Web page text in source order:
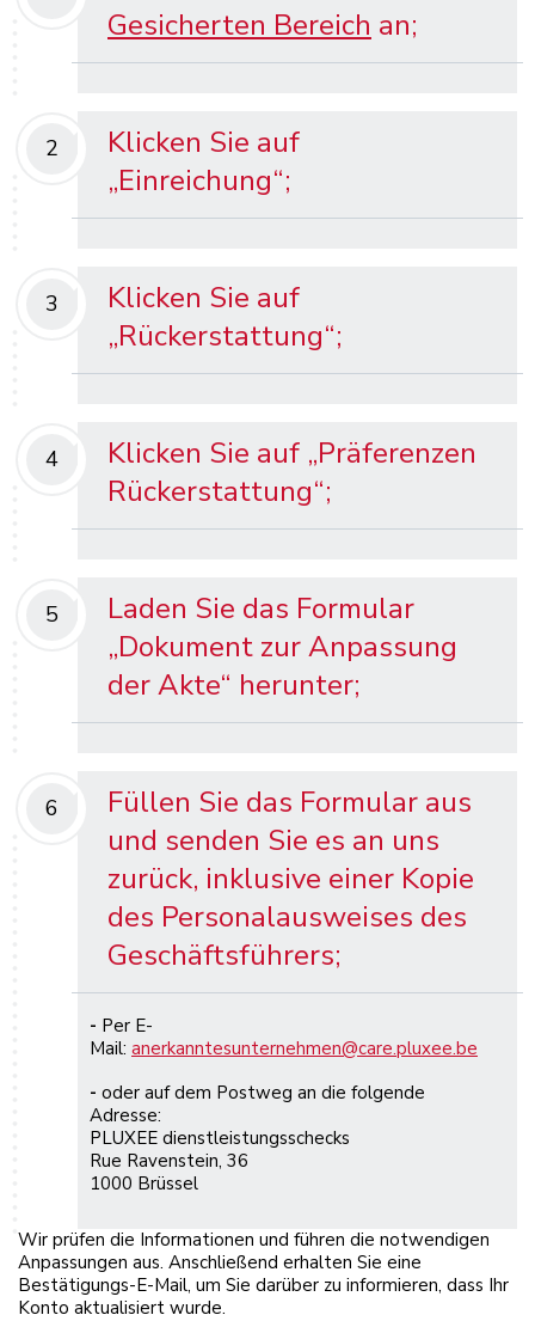
Gesicherten Bereich an;
2
Klicken Sie auf
„Einreichung“;
3
Klicken Sie auf
„Rückerstattung“;
4
Klicken Sie auf „Präferenzen
Rückerstattung“;
5
Laden Sie das Formular
„Dokument zur Anpassung
der Akte“ herunter;
6
Füllen Sie das Formular aus
und senden Sie es an uns
zurück, inklusive einer Kopie
des Personalausweises des
Geschäftsführers;
- Per E-
Mail: anerkanntesunternehmen@care.pluxee.be
- oder auf dem Postweg an die folgende
Adresse:
PLUXEE dienstleistungsschecks
Rue Ravenstein, 36
1000 Brüssel
Wir prüfen die Informationen und führen die notwendigen
Anpassungen aus. Anschließend erhalten Sie eine
Bestätigungs-E-Mail, um Sie darüber zu informieren, dass Ihr
Konto aktualisiert wurde.